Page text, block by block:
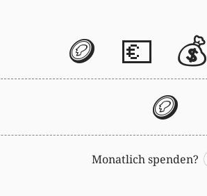
🪙 💶 💰
🪙
Monatlich spenden?
Switch